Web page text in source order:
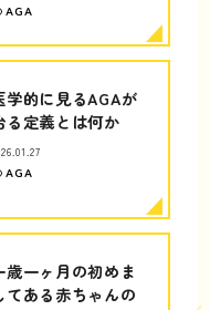
AGA
学的に見るAGAが
る定義とは何か
AGA
歳一ヶ月の初めま
てある赤ちゃんの